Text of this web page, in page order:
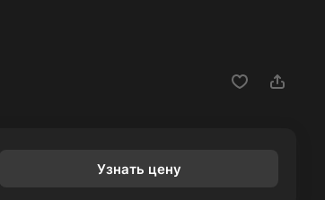
Узнать цену